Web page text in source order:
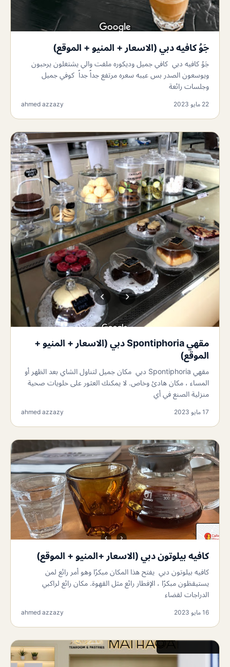
جَوُ كافيه دبي (الاسعار + المنيو + الموقع)
جَوُ كافيه دبي كافي جميل وديكوره ملفت والي يشتغلون يرحبون
ويوسعون الصدر بس عيبه سعره مرتفع جداً جداً كوفي جميل
وجلسات رائعة
22 مايو 2023 ahmed azzazy
مقهي Spontiphoria دبي (الاسعار + المنيو +
الموقع)
مقهي Spontiphoria دبي مكان جميل لتناول الشاي بعد الظهر أو
المساء ، مكان هادئ وخاص. لا يمكنك العثور على حلويات صحية
منزلية الصنع في أي
17 مايو 2023 ahmed azzazy
كافيه بيلوتون دبي (الاسعار +المنيو + الموقع)
كافيه بيلوتون دبي يفتح هذا المكان مبكرًا وهو أمر رائع لمن
يستيقظون مبكرًا ، الإفطار رائع مثل القهوة. مكان رائع لراكبي
الدراجات لقضاء
16 مايو 2023 ahmed azzazy